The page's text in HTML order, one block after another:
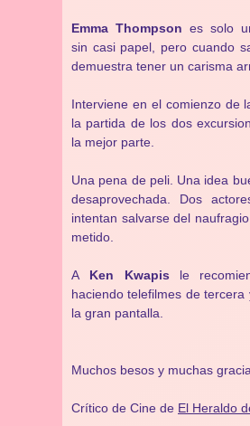
Emma Thompson es solo
sin casi papel, pero cuando
demuestra tener un carisma
Interviene en el comienzo de
la partida de los dos
la mejor parte.
Una pena de peli. Una idea
desaprovechada. Dos
intentan salvarse del
metido.
A Ken Kwapis le
haciendo telefilmes de tercera
la gran pantalla.
Muchos besos y muchas
Crítico de Cine de El Heraldo